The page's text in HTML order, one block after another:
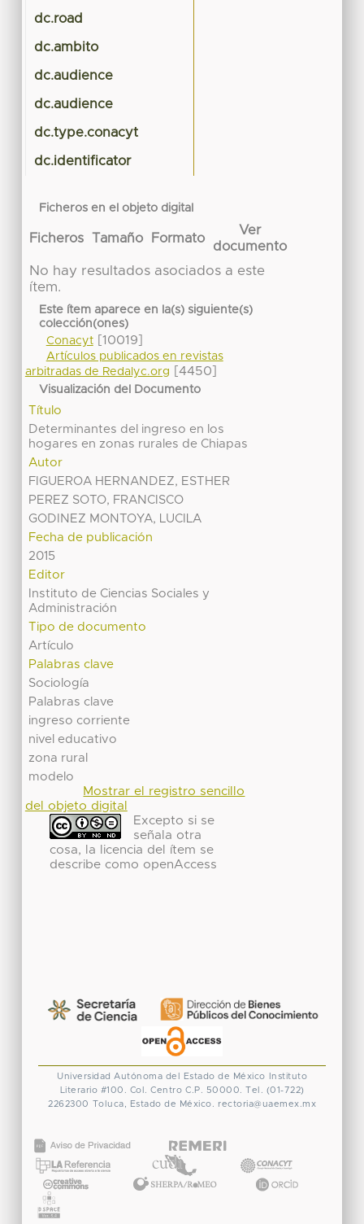
dc.road
dc.ambito
dc.audience
dc.audience
dc.type.conacyt
dc.identificator
Ficheros en el objeto digital
Ficheros Tamaño Formato
Ver
documento
No hay resultados asociados a este
ítem.
Este ítem aparece en la(s) siguiente(s)
colección(ones)
Conacyt[10019]
Artículos publicados en revistas
arbitradas de Redalyc.org
[4450]
Visualización del Documento
Título
Determinantes del ingreso en los
hogares en zonas rurales de Chiapas
Autor
FIGUEROA HERNANDEZ, ESTHER
PEREZ SOTO, FRANCISCO
GODINEZ MONTOYA, LUCILA
Fecha de publicación
2015
Editor
Instituto de Ciencias Sociales y
Administración
Tipo de documento
Artículo
Palabras clave
Sociología
Palabras clave
ingreso corriente
nivel educativo
zona rural
modelo
Mostrar el registro sencillo
del objeto digital
Excepto si se
señala otra
cosa, la licencia del ítem se
describe como openAccess
Universidad Autónoma del Estado de México
Instituto
Literario #100. Col. Centro C.P. 50000. Tel. (01-722)
2262300 Toluca, Estado de México. rectoria@uaemex.mx